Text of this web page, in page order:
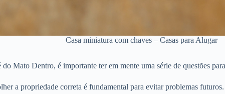
Casa miniatura com chaves – Casas para Alugar
Mato Dentro, é importante ter em mente uma série de questões
a propriedade correta é fundamental para evitar problemas futuros.